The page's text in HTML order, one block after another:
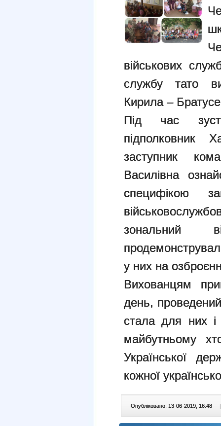
військових
службу тато
Кирила –
Під час
підполковник
заступник
Василівна
специфікою
зональний
у них на
Вихованцям
день,
стала для них
майбутньому
Української
кожної
Опубліковано: 13-06-2019, 16:48